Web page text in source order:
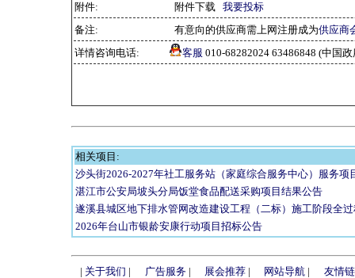
附件:
附件下载 我要投标
备注:
有意向的供应商需上网注册成为供应商
详情咨询电话:
客服 010-68282024 63486848 (中国
相关项目:
沙头街2026-2027年社工服务站（家庭综合服务中心）服务项
湛江市公安局坡头分局饭堂食品配送采购项目结果公告
遂溪县城区地下排水管网改造建设工程（二标）施工阶段全
2026年台山市银龄安康行动项目招标公告
| 关于我们 | 广告服务| 展会推荐| 网站导航 |
友情